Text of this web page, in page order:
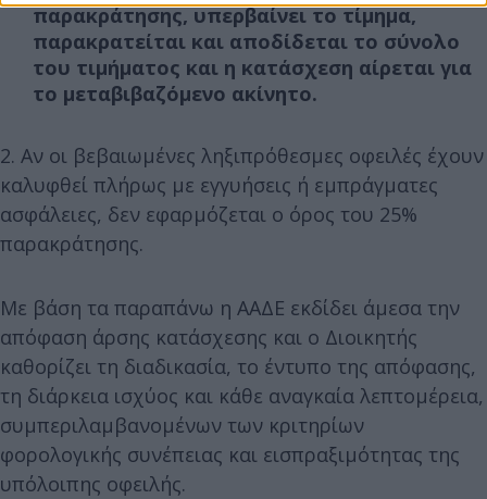
παρακράτησης, υπερβαίνει το τίμημα,
παρακρατείται και αποδίδεται το σύνολο
του τιμήματος και η κατάσχεση αίρεται για
το μεταβιβαζόμενο ακίνητο.
2. Αν οι βεβαιωμένες ληξιπρόθεσμες οφειλές έχουν
καλυφθεί πλήρως με εγγυήσεις ή εμπράγματες
ασφάλειες, δεν εφαρμόζεται ο όρος του 25%
παρακράτησης.
Με βάση τα παραπάνω η ΑΑΔΕ εκδίδει άμεσα την
απόφαση άρσης κατάσχεσης και ο Διοικητής
καθορίζει τη διαδικασία, το έντυπο της απόφασης,
τη διάρκεια ισχύος και κάθε αναγκαία λεπτομέρεια,
συμπεριλαμβανομένων των κριτηρίων
φορολογικής συνέπειας και εισπραξιμότητας της
υπόλοιπης οφειλής.